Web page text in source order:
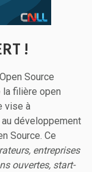
!
Source
la filière open
vise à
développement
Source. Ce
entreprises
ouvertes, start-